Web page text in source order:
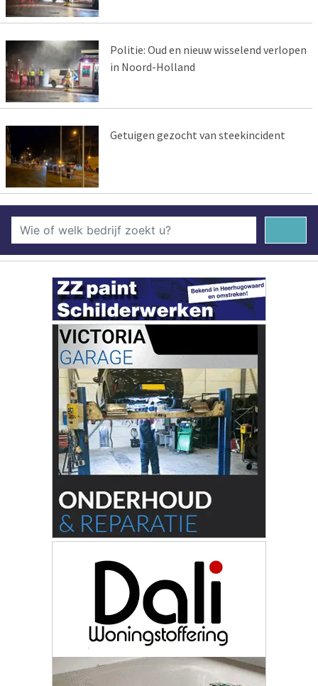
Politie: Oud en nieuw wisselend verlopen
in Noord-Holland
Getuigen gezocht van steekincident